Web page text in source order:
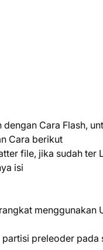
Cara Flash,
Cara berikut
file, jika sudah ter
isi
menggunakan
partisi preleoder pada